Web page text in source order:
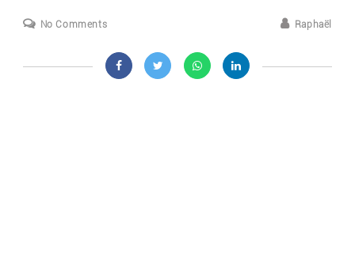
No Comments Raphaël